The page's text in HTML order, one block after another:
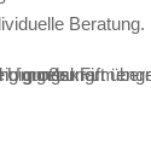
Beratung.